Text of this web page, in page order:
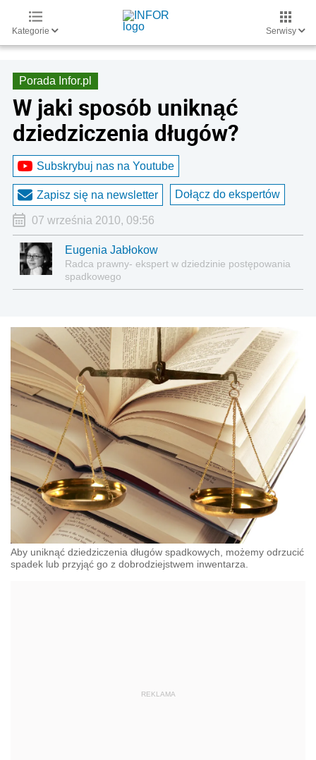
Kategorie Serwisy
Porada Infor.pl
W jaki sposób uniknąć
dziedziczenia długów?
Subskrybuj nas na Youtube
Zapisz się na newsletter Dołącz do ekspertów
07 września 2010, 09:56
Eugenia Jabłokow
Radca prawny- ekspert w dziedzinie postępowania
spadkowego
Aby uniknąć dziedziczenia długów spadkowych, możemy odrzucić
spadek lub przyjąć go z dobrodziejstwem inwentarza.